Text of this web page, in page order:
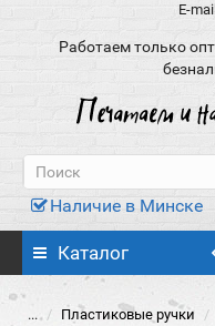
E-
Работаем только
Наличие в Минске
Каталог
... Пластиковые ручки